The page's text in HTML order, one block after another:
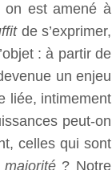
on est amené à
de s’exprimer,
: à partir de
un enjeu
liée, intimement
peut-on
celles qui sont
majorité? Notre